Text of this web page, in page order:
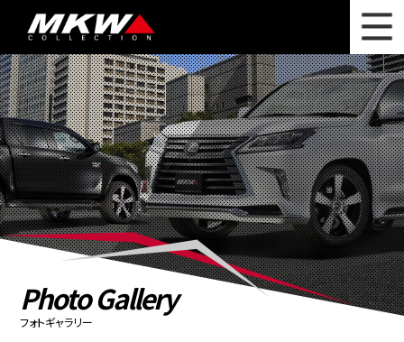
WHAT'S NEW ニュース
WHEEL LINEUP ホイールラインナップ
OTHER PRODUCT 関連製品
PHOTO GALLERY フォトギャラリー
カタログ請求
PRIVACY POLICY 個人情報保護方針
Photo Gallery
フォトギャラリー